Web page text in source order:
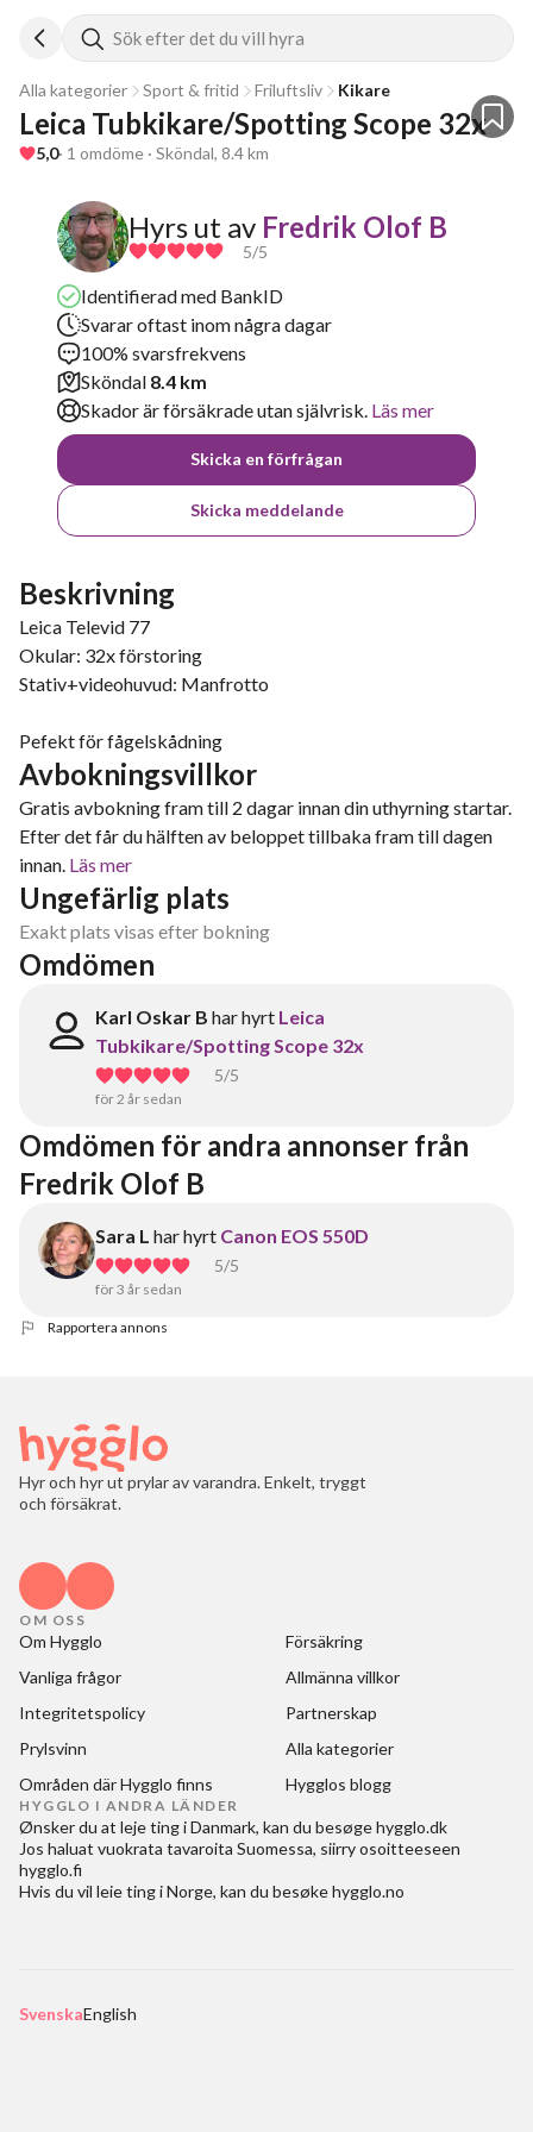
Sök efter det du vill hyra
Alla kategorier Sport & fritid Friluftsliv Kikare
Leica Tubkikare/Spotting Scope 32x
5,0· 1 omdöme · Sköndal, 8.4 km
Hyrs ut av Fredrik Olof B
5/5
Identifierad med BankID
Svarar oftast inom några dagar
100% svarsfrekvens
Sköndal 8.4 km
Skador är försäkrade utan självrisk. Läs mer
Skicka en förfrågan
Skicka meddelande
Beskrivning
Leica Televid 77
Okular: 32x förstoring
Stativ+videohuvud: Manfrotto
Pefekt för fågelskådning
Avbokningsvillkor
Gratis avbokning fram till 2 dagar innan din uthyrning startar.
Efter det får du hälften av beloppet tillbaka fram till dagen
innan. Läs mer
Ungefärlig plats
Exakt plats visas efter bokning
Omdömen
Karl Oskar B har hyrt Leica
Tubkikare/Spotting Scope 32x
5/5
för 2 år sedan
Omdömen för andra annonser från
Fredrik Olof B
Sara L har hyrt Canon EOS 550D
5/5
för 3 år sedan
Rapportera annons
Hyr och hyr ut prylar av varandra. Enkelt, tryggt
och försäkrat.
OM OSS
Om Hygglo
Försäkring
Vanliga frågor
Allmänna villkor
Integritetspolicy
Partnerskap
Prylsvinn
Alla kategorier
Områden där Hygglo finns
Hygglos blogg
HYGGLO I ANDRA LÄNDER
Ønsker du at leje ting i Danmark, kan du besøgehygglo.dk
Jos haluat vuokrata tavaroita Suomessa, siirry osoitteeseen
hygglo.fi
Hvis du vil leie ting i Norge, kan du besøkehygglo.no
SvenskaEnglish